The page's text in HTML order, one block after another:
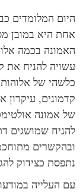
המלומדים כבר
היא במובן
בכמה
להניח את
של אלוהות,
עיקרון או
אמונה
שמושגים
מתוחכמים
כצידוק
העלייה במודעות